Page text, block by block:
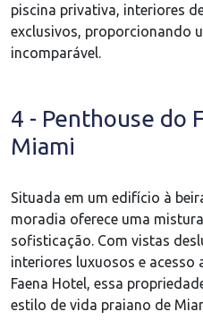
piscina privativa, interiores
exclusivos, proporcionando
incomparável.
4 - Penthouse do
Miami
Situada em um edifício à
moradia oferece uma
sofisticação. Com vistas
interiores luxuosos e acesso
Faena Hotel, essa
estilo de vida praiano de